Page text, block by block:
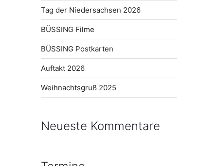
Tag der Niedersachsen 2026
BÜSSING Filme
BÜSSING Postkarten
Auftakt 2026
Weihnachtsgruß 2025
Neueste Kommentare